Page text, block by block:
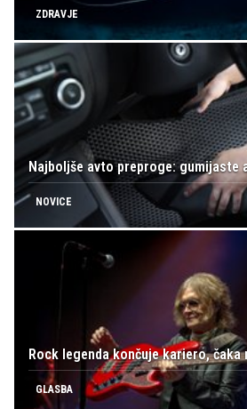
ZDRAVJE
Najboljše avto preproge: gumijaste
NOVICE
Rock legenda končuje kariero,
GLASBA